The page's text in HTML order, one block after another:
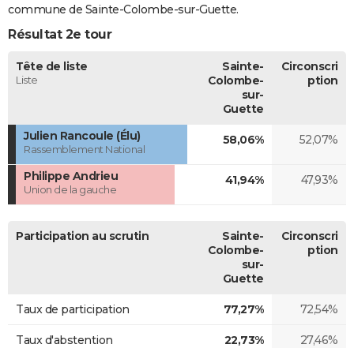
commune de Sainte-Colombe-sur-Guette.
Résultat 2e tour
Tête de liste
Liste
Sainte-
Colombe-
sur-
Guette
Circonscri
ption
Julien Rancoule (Élu)
Rassemblement National
58,06% 52,07%
Philippe Andrieu
Union de la gauche
41,94% 47,93%
Participation au scrutin
Sainte-
Colombe-
sur-
Guette
Circonscri
ption
Taux de participation 77,27% 72,54%
Taux d'abstention 22,73% 27,46%